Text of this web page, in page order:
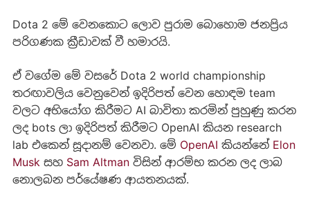
Dota 2 මේ වෙනකොට ලොව පුරාම බොහොම ජනප්‍රිය
පරිගණක ක්‍රීඩාවක් වී හමාරයි.
ඒ වගේම මේ වසරේ Dota 2 world championship
තරඟාවලිය වෙනුවෙන් ඉදිරිපත් වෙන හොඳම team
වලට අභියෝග කිරීමට AI බාවිතා කරමින් පුහුණු කරන
ලද bots ලා ඉදිරිපත් කිරීමට OpenAI කියන research
lab එකෙන් සූදානම් වෙනවා. මේ OpenAI කියන්නේ Elon
Musk සහ Sam Altmanවිසින් ආරම්භ කරන ලද ලාබ
නොලබන පර්යේෂණ ආයතනයක්.